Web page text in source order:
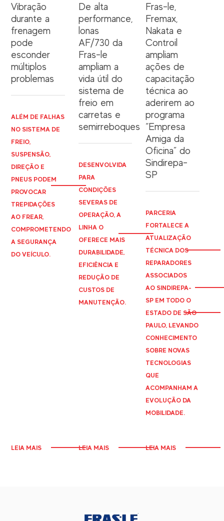
Vibração
durante a
frenagem
pode
esconder
múltiplos
problemas
ALÉM DE FALHAS
NO SISTEMA DE
FREIO,
SUSPENSÃO,
DIREÇÃO E
PNEUS PODEM
PROVOCAR
TREPIDAÇÕES
AO FREAR,
COMPROMETENDO
A SEGURANÇA
DO VEÍCULO.
LEIA MAIS
De alta
performance,
lonas
AF/730 da
Fras-le
ampliam a
vida útil do
sistema de
freio em
carretas e
semirreboques
DESENVOLVIDA
PARA
CONDIÇÕES
SEVERAS DE
OPERAÇÃO, A
LINHA O
OFERECE MAIS
DURABILIDADE,
EFICIÊNCIA E
REDUÇÃO DE
CUSTOS DE
MANUTENÇÃO.
LEIA MAIS
Fras-le,
Fremax,
Nakata e
Controil
ampliam
ações de
capacitação
técnica ao
aderirem ao
programa
“Empresa
Amiga da
Oficina” do
Sindirepa-
SP
PARCERIA
FORTALECE A
ATUALIZAÇÃO
TÉCNICA DOS
REPARADORES
ASSOCIADOS
AO SINDIREPA-
SP EM TODO O
ESTADO DE SÃO
PAULO, LEVANDO
CONHECIMENTO
SOBRE NOVAS
TECNOLOGIAS
QUE
ACOMPANHAM A
EVOLUÇÃO DA
MOBILIDADE.
LEIA MAIS